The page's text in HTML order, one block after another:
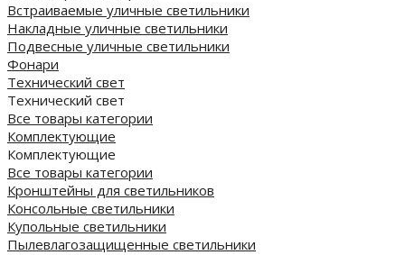
Встраиваемые уличные светильники
Накладные уличные светильники
Подвесные уличные светильники
Фонари
Технический свет
Технический свет
Все товары категории
Комплектующие
Комплектующие
Все товары категории
Кронштейны для светильников
Консольные светильники
Купольные светильники
Пылевлагозащищенные светильники